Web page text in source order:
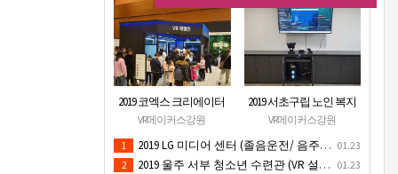
2019 코엑스 크리에이터
페스티벌 VR체험 부스 (인
기 VR 체험) - VR렌탈대여
VR메이커스강원
2019 서초구립 노인 복지
관 (VR 설치) - VR 구축 판
매
VR메이커스강원
01.23
1 2019 LG 미디어 센터 (졸음운전/ 음주운전 체험 행사) VR 체험 - VR 렌탈대여 행사
01.23
2 2019 울주 서부 청소년 수련관 (VR 설치) - VR 구축 판매